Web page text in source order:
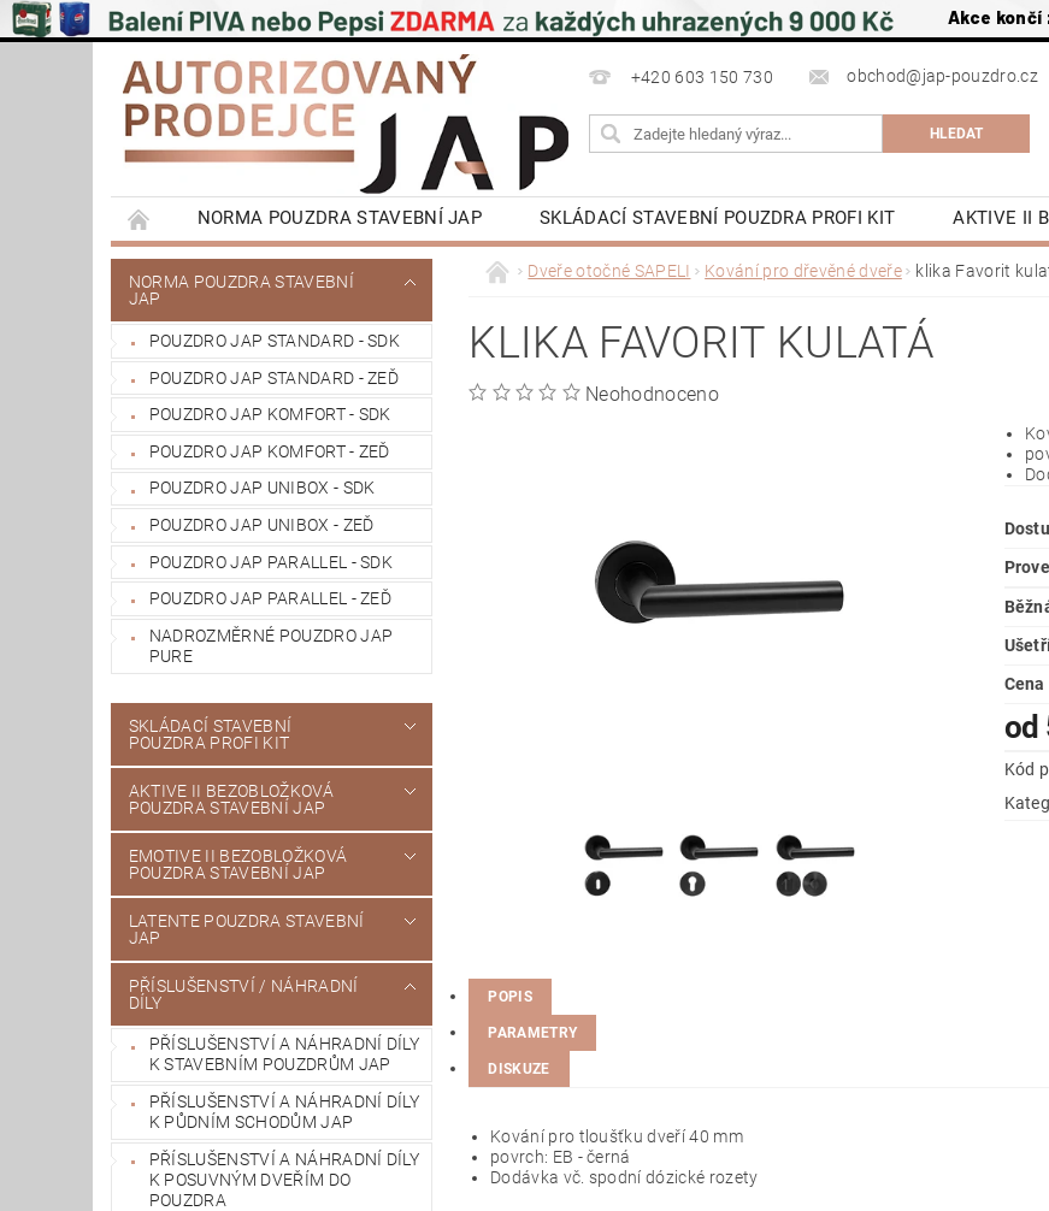
Akce končí
+420 603 150 730 obchod@jap-pouzdro.cz
NORMA POUZDRA STAVEBNÍ JAP SKLÁDACÍ STAVEBNÍ POUZDRA PROFI KIT
AKTIVE II
EMOTIVE II BEZOBLOŽKOVÁ POUZDRA STAVEBNÍ JAP
LATENTE POUZDRA STAVEBNÍ JAP
PŮDNÍ SCHODY JAP
VÝPRODEJ
OBCHODNÍ PODMÍNKY OCHRANA OSOBNÍCH ÚDAJŮ NAPIŠTE NÁM
REFERENCE ZÁKAZNÍKŮ
NAŠE POBOČKY KONTAKTY
NORMA POUZDRA STAVEBNÍ
JAP
POUZDRO JAP STANDARD - SDK
POUZDRO JAP STANDARD - ZEĎ
POUZDRO JAP KOMFORT - SDK
POUZDRO JAP KOMFORT - ZEĎ
POUZDRO JAP UNIBOX - SDK
POUZDRO JAP UNIBOX - ZEĎ
POUZDRO JAP PARALLEL - SDK
POUZDRO JAP PARALLEL - ZEĎ
NADROZMĚRNÉ POUZDRO JAP
PURE
SKLÁDACÍ STAVEBNÍ
POUZDRA PROFI KIT
AKTIVE II BEZOBLOŽKOVÁ
POUZDRA STAVEBNÍ JAP
EMOTIVE II BEZOBLOŽKOVÁ
POUZDRA STAVEBNÍ JAP
LATENTE POUZDRA STAVEBNÍ
JAP
PŘÍSLUŠENSTVÍ / NÁHRADNÍ
DÍLY
PŘÍSLUŠENSTVÍ A NÁHRADNÍ DÍLY
K STAVEBNÍM POUZDRŮM JAP
PŘÍSLUŠENSTVÍ A NÁHRADNÍ DÍLY
K PŮDNÍM SCHODŮM JAP
PŘÍSLUŠENSTVÍ A NÁHRADNÍ DÍLY
K POSUVNÝM DVEŘÍM DO
POUZDRA
Dveře otočné SAPELI Kování pro dřevěné dveře klika Favorit
KLIKA FAVORIT KULATÁ
Neohodnoceno
Cena
od
Kód
POPIS
PARAMETRY
DISKUZE
Kování pro tloušťku dveří 40 mm
povrch: EB - černá
Dodávka vč. spodní dózické rozety